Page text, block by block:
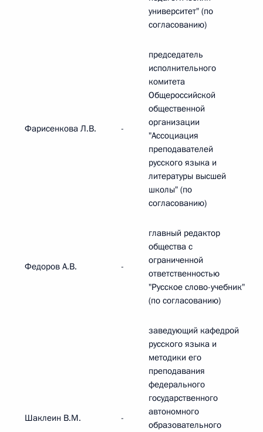
университет" (по
согласованию)
Фарисенкова Л.B. -
председатель
исполнительного
комитета
Общероссийской
общественной
организации
"Ассоциация
преподавателей
русского языка и
литературы высшей
школы" (по
согласованию)
Федоров А.В. -
главный редактор
общества с
ограниченной
ответственностью
"Русское слово-учебник"
(по согласованию)
Шаклеин В.М. -
заведующий кафедрой
русского языка и
методики его
преподавания
федерального
государственного
автономного
образовательного